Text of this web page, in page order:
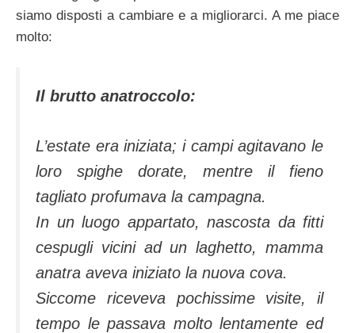
siamo disposti a cambiare e a migliorarci. A me piace
molto:
Il brutto anatroccolo:
L’estate era iniziata; i campi agitavano le
loro spighe dorate, mentre il fieno
tagliato profumava la campagna.
In un luogo appartato, nascosta da fitti
cespugli vicini ad un laghetto, mamma
anatra aveva iniziato la nuova cova.
Siccome riceveva pochissime visite, il
tempo le passava molto lentamente ed